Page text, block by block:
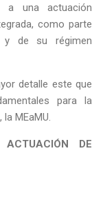
a una actuación
como parte
de su régimen
detalle este que
para la
MEaMU.
DE